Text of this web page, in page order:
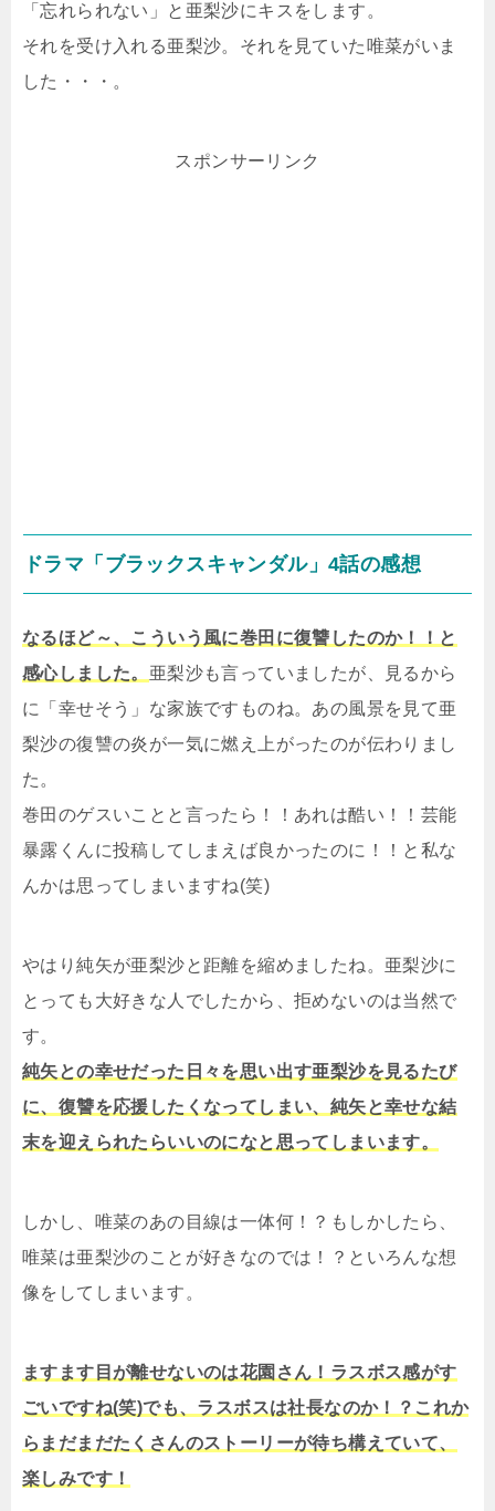
「忘れられない」と亜梨沙にキスをします。
それを受け入れる亜梨沙。それを見ていた唯菜がいま
した・・・。
スポンサーリンク
ドラマ「ブラックスキャンダル」4話の感想
なるほど～、こういう風に巻田に復讐したのか！！と
感心しました。 亜梨沙も言っていましたが、見るから
に「幸せそう」な家族ですものね。あの風景を見て亜
梨沙の復讐の炎が一気に燃え上がったのが伝わりまし
た。
巻田のゲスいことと言ったら！！あれは酷い！！芸能
暴露くんに投稿してしまえば良かったのに！！と私な
んかは思ってしまいますね(笑)
やはり純矢が亜梨沙と距離を縮めましたね。亜梨沙に
とっても大好きな人でしたから、拒めないのは当然で
す。
純矢との幸せだった日々を思い出す亜梨沙を見るたび
に、復讐を応援したくなってしまい、純矢と幸せな結
末を迎えられたらいいのになと思ってしまいます。
しかし、唯菜のあの目線は一体何！？もしかしたら、
唯菜は亜梨沙のことが好きなのでは！？といろんな想
像をしてしまいます。
ますます目が離せないのは花園さん！ラスボス感がす
ごいですね(笑)でも、ラスボスは社長なのか！？これか
らまだまだたくさんのストーリーが待ち構えていて、
楽しみです！